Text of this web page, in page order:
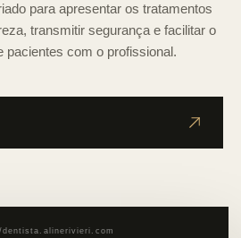
para apresentar os tratamentos
transmitir segurança e facilitar o
pacientes com o profissional.